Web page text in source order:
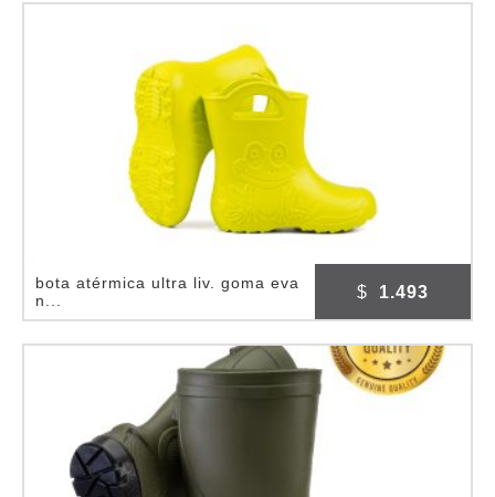
bota atérmica ultra liv. goma eva
n...
$ 1.493